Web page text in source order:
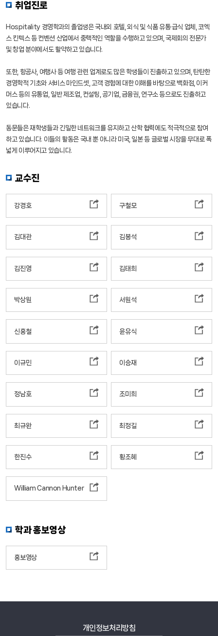
취업진로
Hospitality 경영학과의 졸업생은 국내외 호텔, 외식 및 식품 유통·급식 업체, 코엑
스 킨텍스 등 컨벤션 산업에서 중핵적인 역할을 수행하고 있으며, 국제회의 전문가
및 창업 분야에서도 활약하고 있습니다.
또한, 항공사, 여행사 등 여행 관련 업계로도 많은 학생들이 진출하고 있으며, 탄탄한
경영학적 기초와 서비스 마인드셋, 고객 경험에 대한 이해를 바탕으로 백화점, 이커
머스 등의 유통업, 일반 제조업, 컨설팅, 공기업, 금융권, 연구소 등으로도 진출하고
있습니다.
동문들은 재학생들과 긴밀한 네트워크를 유지하고 산학 협력에도 적극적으로 참여
하고 있습니다. 이들의 활동은 국내 뿐 아니라 미국, 일본 등 글로벌 시장을 무대로 폭
넓게 이루어지고 있습니다.
교수진
강경호 구철모
김대관 김봉석
김진영 김태희
박상원 서원석
신홍철 윤유식
이규민 이승재
정남호 조미희
최규완 최정길
한진수 황조혜
William Cannon Hunter
학과 홍보영상
홍보영상
개인정보처리방침